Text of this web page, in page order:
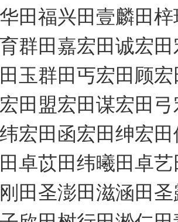
田福兴田壹麟田
群田嘉宏田诚宏
玉群田丐宏田顾宏
田盟宏田谋宏田
宏田函宏田绅宏
卓苡田纬曦田卓
田圣澎田滋涵田